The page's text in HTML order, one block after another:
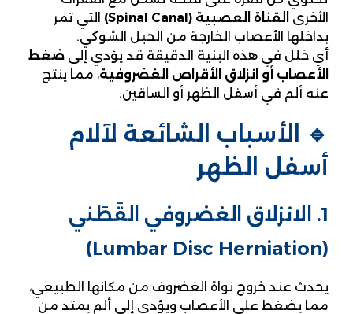
الأخرى
القناة العصبية (Spinal Canal)
التي تمر
بداخلها الأعصاب الخارجة من الحبل الشوكي.
أي خلل في هذه البنية الدقيقة قد يؤدي إلىضغط
الأعصاب أو انزلاق الأقراص الغضروفية، مما ينتج
عنه ألم في أسفل الظهر أو الساقين.
🔹 الأسباب الشائعة لآلام
أسفل الظهر
1. الانزلاق الغضروفي القَطَني
(Lumbar Disc Herniation)
يحدث عند خروج نواة الغضروف من مكانها الطبيعي،
مما يضغط على الأعصاب ويؤدي إلى ألم يمتد من